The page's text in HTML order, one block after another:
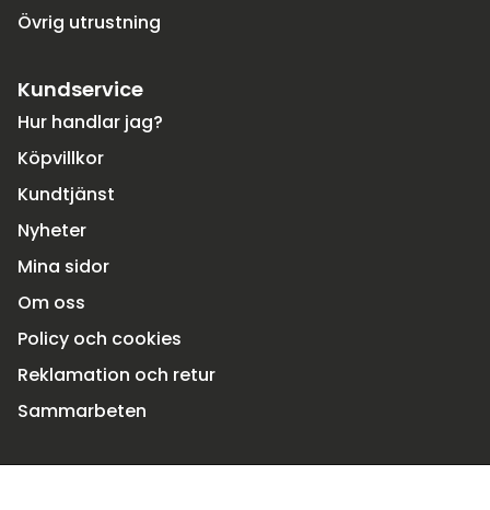
Övrig utrustning
Kundservice
Hur handlar jag?
Köpvillkor
Kundtjänst
Nyheter
Mina sidor
Om oss
Policy och cookies
Reklamation och retur
Sammarbeten